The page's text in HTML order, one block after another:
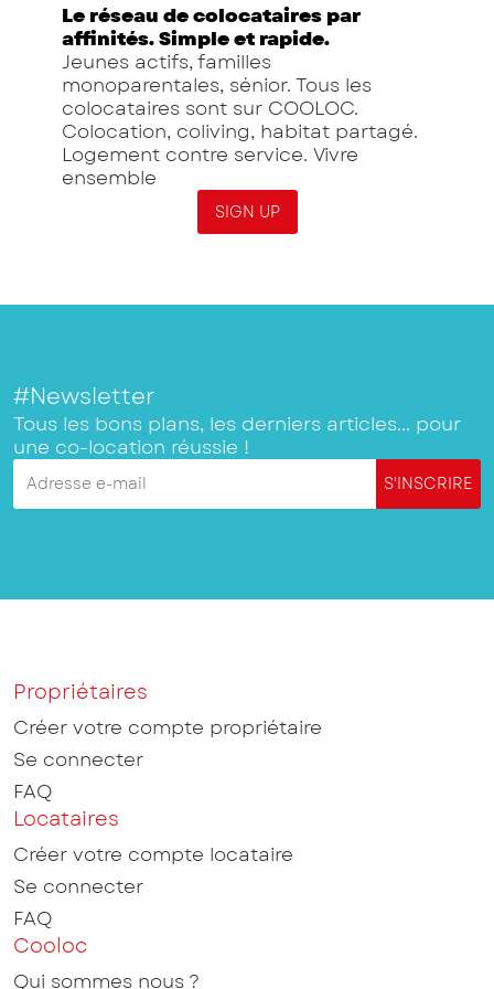
Le réseau de colocataires par
affinités. Simple et rapide.
Jeunes actifs, familles
monoparentales, sénior. Tous les
colocataires sont sur COOLOC.
Colocation, coliving, habitat partagé.
Logement contre service. Vivre
ensemble
SIGN UP
#Newsletter
Tous les bons plans, les derniers articles... pour
une co-location réussie !
Adresse e-mail S'INSCRIRE
Propriétaires
Créer votre compte propriétaire
Se connecter
FAQ
Locataires
Créer votre compte locataire
Se connecter
FAQ
Cooloc
Qui sommes nous ?